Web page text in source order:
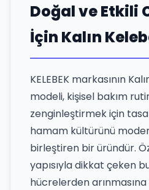
Doğal ve Etkili
İçin Kalın
KELEBEK markasının
modeli, kişisel bakım
zenginleştirmek için
hamam kültürünü
birleştiren bir üründür.
yapısıyla dikkat çeken
hücrelerden